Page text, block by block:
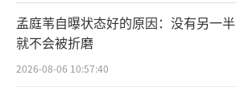
孟庭苇自曝状态好的原因：没有另一半
就不会被折磨
2026-08-06 10:57:40